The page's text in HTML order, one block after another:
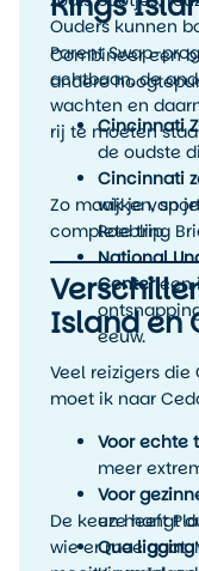
Ouders kunnen
Parent Swap-
achtbaan, de
wachten en
rij te moeten
Combineer een
andere
Cincinnati
de oudste
Cincinnati
wijken,
Roebling
National
Centereen
eeuw.
Zo maak je van
complete trip.
Island en
Veel reizigers
moet ik naar
Voor echte
meer
Voor
en heeft
Qua ligging
De keuze hangt
wie er mee gaat.